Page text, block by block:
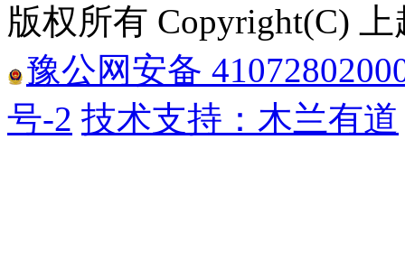
版权所有 Copyright(C)
豫公网安备
号-2 技术支持：木兰有道